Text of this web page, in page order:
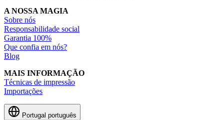
A NOSSA MAGIA
Sobre nós
Responsabilidade social
Garantia 100%
Que confia em nós?
Blog
MAIS INFORMAÇÃO
Técnicas de impressão
Importações
Portugal português